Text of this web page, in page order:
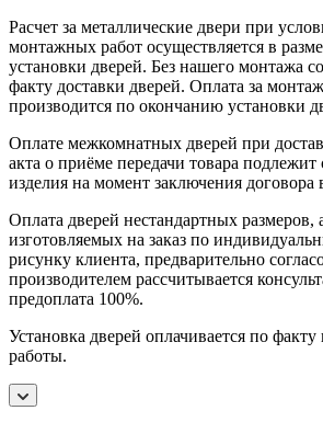
Расчет за металлические двери при
монтажных работ осуществляется в
установки дверей. Без нашего монтажа
факту доставки дверей. Оплата за
производится по окончанию установки
Оплате межкомнатных дверей при
акта о приёме передачи товара
изделия на момент заключения договора
Оплата дверей нестандартных размеров,
изготовляемых на заказ по
рисунку клиента, предварительно
производителем рассчитывается
предоплата 100%.
Установка дверей оплачивается по
работы.